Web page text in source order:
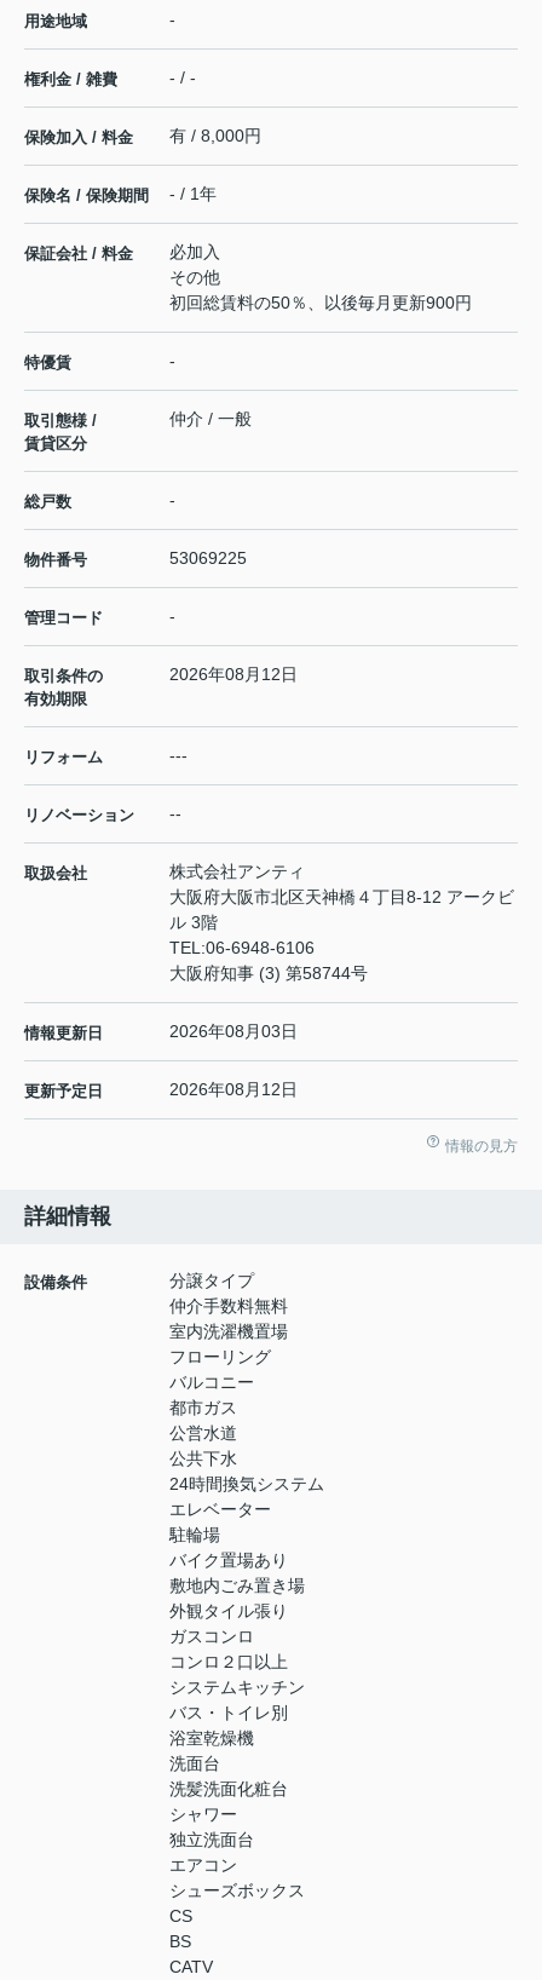
用途地域 -
権利金 / 雑費 - / -
保険加入 / 料金 有 / 8,000円
保険名 / 保険期間 - / 1年
保証会社 / 料金
必加入
その他
初回総賃料の50％、以後毎月更新900円
特優賃 -
取引態様 /
賃貸区分
仲介 / 一般
総戸数 -
物件番号 53069225
管理コード -
取引条件の
有効期限
2026年08月12日
リフォーム ---
リノベーション --
取扱会社
株式会社アンティ
大阪府大阪市北区天神橋４丁目8-12 アークビ
ル 3階
TEL:06-6948-6106
大阪府知事 (3) 第58744号
情報更新日 2026年08月03日
更新予定日 2026年08月12日
情報の見方
詳細情報
設備条件
分譲タイプ
仲介手数料無料
室内洗濯機置場
フローリング
バルコニー
都市ガス
公営水道
公共下水
24時間換気システム
エレベーター
駐輪場
バイク置場あり
敷地内ごみ置き場
外観タイル張り
ガスコンロ
コンロ２口以上
システムキッチン
バス・トイレ別
浴室乾燥機
洗面台
洗髪洗面化粧台
シャワー
独立洗面台
エアコン
シューズボックス
CS
BS
CATV